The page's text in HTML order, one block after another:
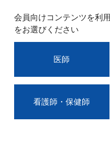
会員向けコンテンツを利
をお選びください
医師
看護師・保健師